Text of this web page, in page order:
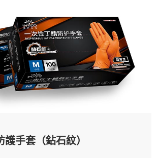
手套（鉆石紋）